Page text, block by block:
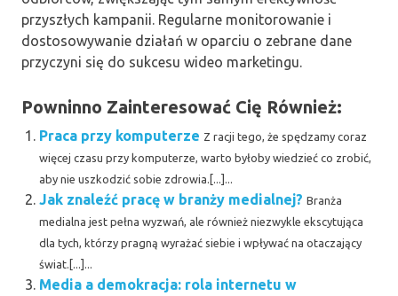
przyszłych kampanii. Regularne monitorowanie i
dostosowywanie działań w oparciu o zebrane dane
przyczyni się do sukcesu wideo marketingu.
Powninno Zainteresować Cię Również:
Praca przy komputerze Z racji tego, że spędzamy coraz
więcej czasu przy komputerze, warto byłoby wiedzieć co zrobić,
aby nie uszkodzić sobie zdrowia.[...]...
Jak znaleźć pracę w branży medialnej? Branża
medialna jest pełna wyzwań, ale również niezwykle ekscytująca
dla tych, którzy pragną wyrażać siebie i wpływać na otaczający
świat.[...]...
Media a demokracja: rola internetu w